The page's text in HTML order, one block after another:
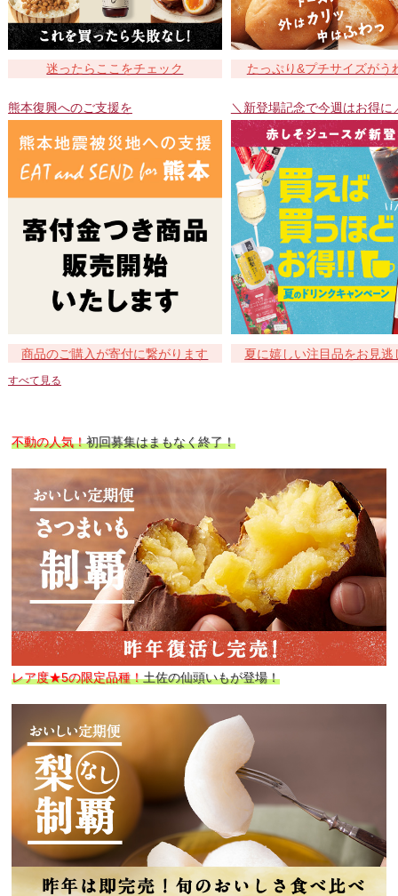
迷ったらここをチェック たっぷり&プチサイズがう
熊本復興へのご支援を
商品のご購入が寄付に繋がります
＼新登場記念で今週はお得に
夏に嬉しい注目品をお見逃
すべて見る
不動の人気！初回募集はまもなく終了！
レア度★5の限定品種！土佐の仙頭いもが登場！